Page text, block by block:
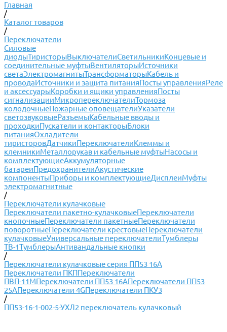
Главная
/
Каталог товаров
/
Переключатели
Силовые
диодыТиристорыВыключателиСветильникиКонцевые и
соединительные муфтыВентиляторыИсточники
светаЭлектромагнитыТрансформаторыКабель и
проводаИсточники и защита питанияПосты управленияРеле
и аксессуарыКоробки и ящики управленияПосты
сигнализацииМикропереключателиТормоза
колодочныеПожарные оповещателиУказатели
светозвуковыеРазъемыКабельные вводы и
проходкиПускатели и контакторыБлоки
питанияОхладители
тиристоровДатчикиПереключателиКлеммы и
клемникиМеталлорукав и кабельные муфтыНасосы и
комплектующиеАккумуляторные
батареиПредохранителиАкустические
компонентыПриборы и комплектующиеДисплеиМуфты
электромагнитные
/
Переключатели кулачковые
Переключатели пакетно-кулачковыеПереключатели
кнопочныеПереключатели пакетныеПереключатели
поворотныеПереключатели крестовыеПереключатели
кулачковыеУниверсальные переключателиТумблеры
ТВ-1ТумблерыАнтивандальные кнопки
/
Переключатели кулачковые серия ПП53 16А
Переключатели ПКППереключатели
ПВП-11МПереключатели ПП53 16АПереключатели ПП53
25АПереключатели 4GПереключатели ПКУ3
/
ПП53-16-1-002-5-УХЛ2 переключатель кулачковый